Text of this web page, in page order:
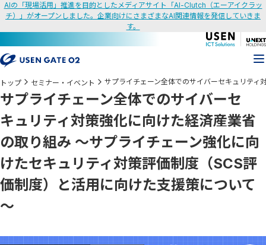
AIの「現場活用」推進を目的としたメディアサイト「AI-Clutch（エーアイクラッ
チ）」がオープンしました。企業向けにさまざまなAI関連情報を発信していきま
す。
トップ セミナー・イベント サプライチェーン全体でのサイバーセキュリティ
サプライチェーン全体でのサイバーセ
キュリティ対策強化に向けた経済産業省
の取り組み ～サプライチェーン強化に向
けたセキュリティ対策評価制度（SCS評
価制度）と活用に向けた支援策について
～